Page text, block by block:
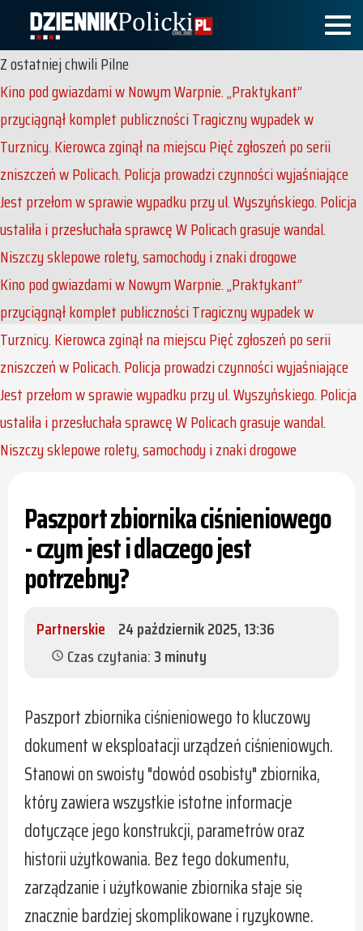
Z ostatniej chwiliPilne
Kino pod gwiazdami w Nowym Warpnie. „Praktykant”
przyciągnął komplet publicznościTragiczny wypadek w
Turznicy. Kierowca zginął na miejscuPięć zgłoszeń po serii
zniszczeń w Policach. Policja prowadzi czynności wyjaśniające
Jest przełom w sprawie wypadku przy ul. Wyszyńskiego. Policja
ustaliła i przesłuchała sprawcęW Policach grasuje wandal.
Niszczy sklepowe rolety, samochody i znaki drogowe
Kino pod gwiazdami w Nowym Warpnie. „Praktykant”
przyciągnął komplet publicznościTragiczny wypadek w
Turznicy. Kierowca zginął na miejscuPięć zgłoszeń po serii
zniszczeń w Policach. Policja prowadzi czynności wyjaśniające
Jest przełom w sprawie wypadku przy ul. Wyszyńskiego. Policja
ustaliła i przesłuchała sprawcęW Policach grasuje wandal.
Niszczy sklepowe rolety, samochody i znaki drogowe
Paszport zbiornika ciśnieniowego
- czym jest i dlaczego jest
potrzebny?
Partnerskie 24 październik 2025, 13:36
schedule Czas czytania:3 minuty
Paszport zbiornika ciśnieniowego to kluczowy
dokument w eksploatacji urządzeń ciśnieniowych.
Stanowi on swoisty "dowód osobisty" zbiornika,
który zawiera wszystkie istotne informacje
dotyczące jego konstrukcji, parametrów oraz
historii użytkowania. Bez tego dokumentu,
zarządzanie i użytkowanie zbiornika staje się
znacznie bardziej skomplikowane i ryzykowne.